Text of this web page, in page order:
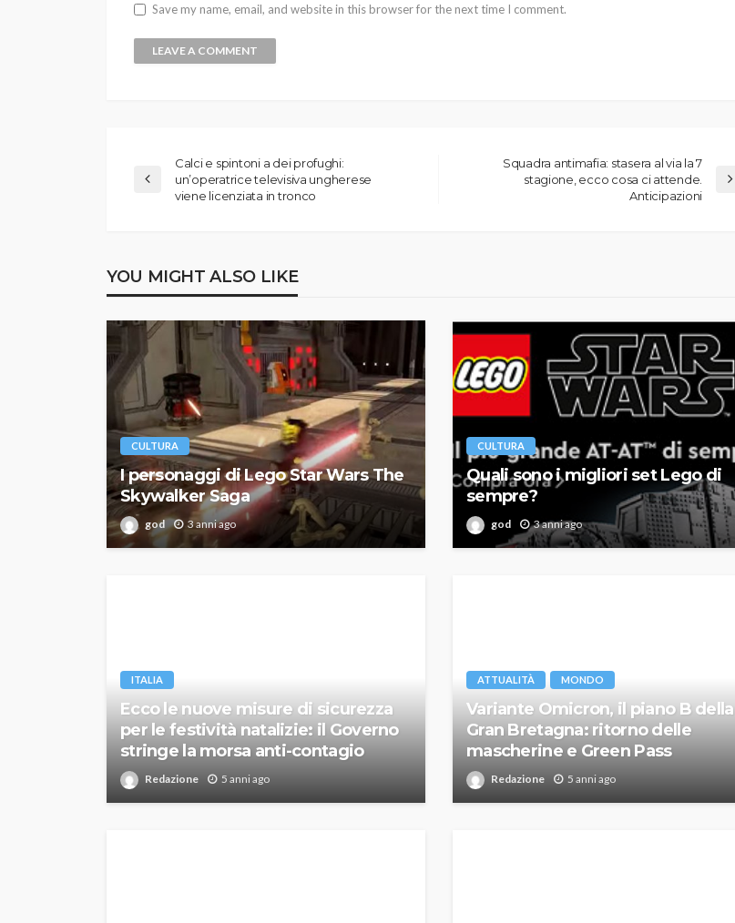
Save my name, email, and website in this browser for the next time I comment.
Calci e spintoni a dei profughi:
un’operatrice televisiva ungherese
viene licenziata in tronco
Squadra antimafia: stasera al via la 7
stagione, ecco cosa ci attende.
Anticipazioni
YOU MIGHT ALSO LIKE
CULTURA
I personaggi di Lego Star Wars The
Skywalker Saga
god 3 anni ago
CULTURA
Quali sono i migliori set Lego di
sempre?
god 3 anni ago
ITALIA
Ecco le nuove misure di sicurezza
per le festività natalizie: il Governo
stringe la morsa anti-contagio
Redazione 5 anni ago
ATTUALITÀ MONDO
Variante Omicron, il piano B della
Gran Bretagna: ritorno delle
mascherine e Green Pass
Redazione 5 anni ago